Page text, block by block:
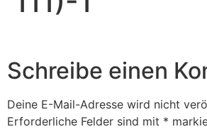
Schreibe einen
Deine E-Mail-Adresse wird nicht
Erforderliche Felder sind mit *